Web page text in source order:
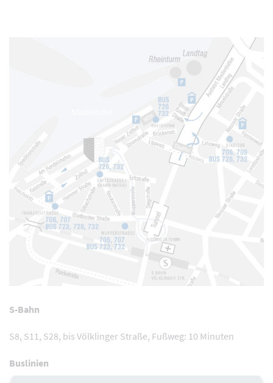
S-Bahn
S8, S11, S28, bis Völklinger Straße, Fußweg: 10 Minuten
Buslinien